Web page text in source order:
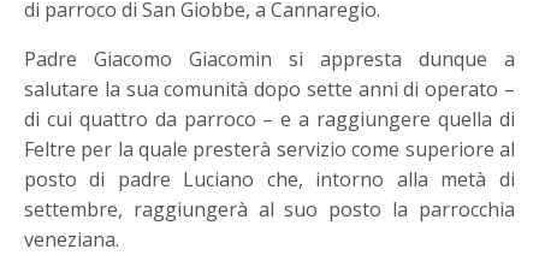
di parroco di San Giobbe, a Cannaregio.
Padre Giacomo Giacomin si appresta dunque a
salutare la sua comunità dopo sette anni di operato –
di cui quattro da parroco – e a raggiungere quella di
Feltre per la quale presterà servizio come superiore al
posto di padre Luciano che, intorno alla metà di
settembre, raggiungerà al suo posto la parrocchia
veneziana.